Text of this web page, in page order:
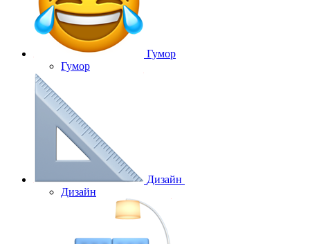
Гумор
Гумор
Дизайн
Дизайн